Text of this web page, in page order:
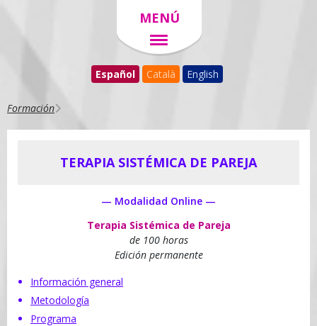
MENÚ
Español Català English
Formación
TERAPIA SISTÉMICA DE PAREJA
— Modalidad Online —
Terapia Sistémica de Pareja
de 100 horas
Edición permanente
Información general
Metodología
Programa